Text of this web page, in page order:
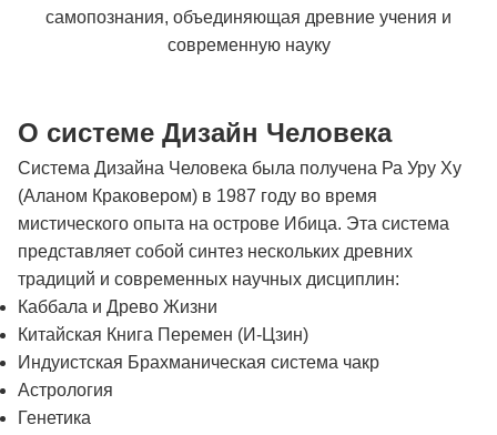
самопознания, объединяющая древние учения и
современную науку
О системе Дизайн Человека
Система Дизайна Человека была получена Ра Уру Ху
(Аланом Краковером) в 1987 году во время
мистического опыта на острове Ибица. Эта система
представляет собой синтез нескольких древних
традиций и современных научных дисциплин:
Каббала и Древо Жизни
Китайская Книга Перемен (И-Цзин)
Индуистская Брахманическая система чакр
Астрология
Генетика